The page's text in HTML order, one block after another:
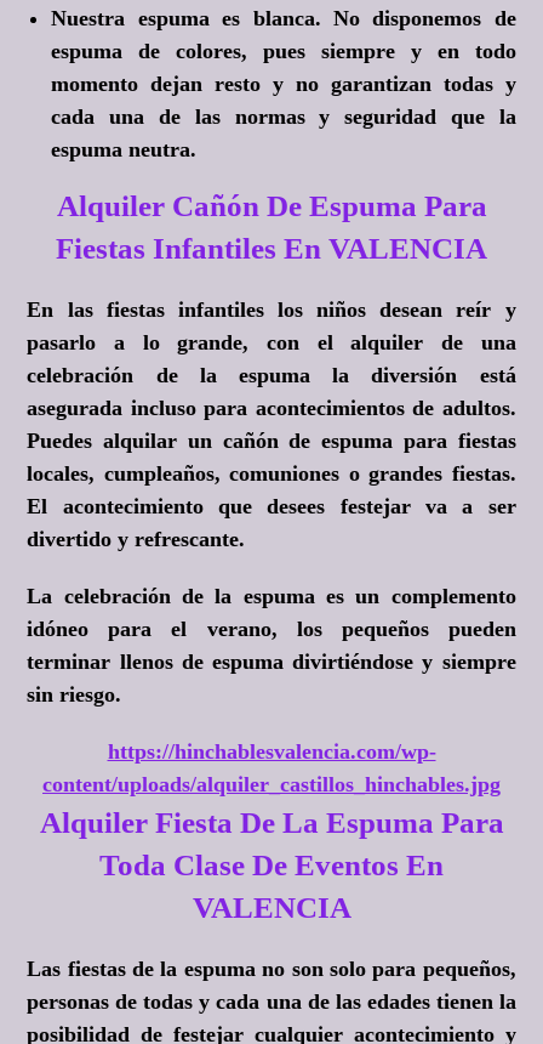
Nuestra espuma es blanca. No disponemos de
espuma de colores, pues siempre y en todo
momento dejan resto y no garantizan todas y
cada una de las normas y seguridad que la
espuma neutra.
Alquiler Cañón De Espuma Para
Fiestas Infantiles En VALENCIA
En las fiestas infantiles los niños desean reír y
pasarlo a lo grande, con el alquiler de una
celebración de la espuma la diversión está
asegurada incluso para acontecimientos de adultos.
Puedes alquilar un cañón de espuma para fiestas
locales, cumpleaños, comuniones o grandes fiestas.
El acontecimiento que desees festejar va a ser
divertido y refrescante.
La celebración de la espuma es un complemento
idóneo para el verano, los pequeños pueden
terminar llenos de espuma divirtiéndose y siempre
sin riesgo.
https://hinchablesvalencia.com/wp-
content/uploads/alquiler_castillos_hinchables.jpg
Alquiler Fiesta De La Espuma Para
Toda Clase De Eventos En
VALENCIA
Las fiestas de la espuma no son solo para pequeños,
personas de todas y cada una de las edades tienen la
posibilidad de festejar cualquier acontecimiento y